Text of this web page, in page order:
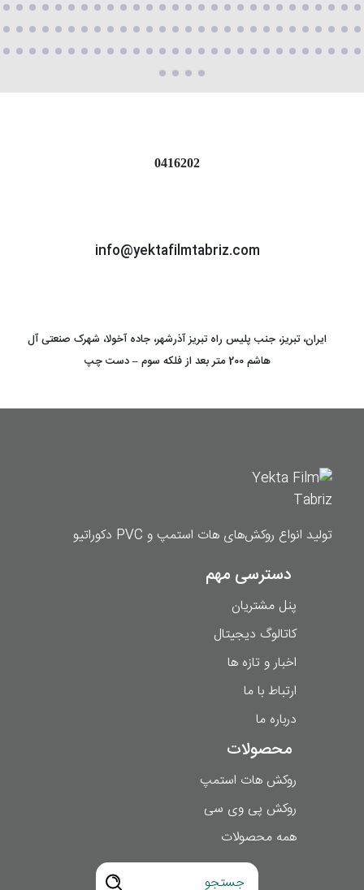
0416202
info@yektafilmtabriz.com
ایران، تبریز، جنب پلیس راه تبریز آذرشهر، جاده آخولا، شهرک صنعتی آل
هاشم 200 متر بعد از فلکه سوم – دست چپ
تولید انواع روکش‌های هات استمپ و PVC دکوراتیو
دسترسی مهم
پنل مشتریان
کاتالوگ دیجیتال
اخبار و تازه ها
ارتباط با ما
درباره ما
محصولات
روکش هات استمپ
روکش پی وی سی
همه محصولات